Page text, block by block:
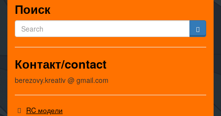
Поиск
Контакт/contact
berezovy.kreativ @ gmail.com
RC модели